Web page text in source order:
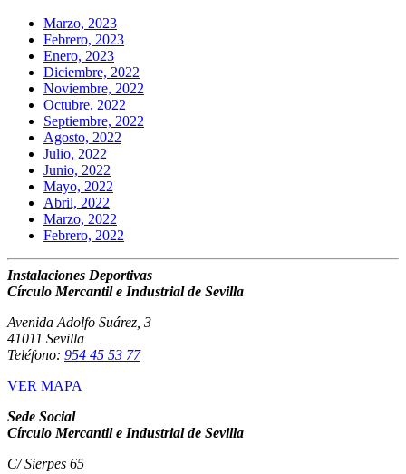
Marzo, 2023
Febrero, 2023
Enero, 2023
Diciembre, 2022
Noviembre, 2022
Octubre, 2022
Septiembre, 2022
Agosto, 2022
Julio, 2022
Junio, 2022
Mayo, 2022
Abril, 2022
Marzo, 2022
Febrero, 2022
Instalaciones Deportivas
Círculo Mercantil e Industrial de Sevilla
Avenida Adolfo Suárez, 3
41011 Sevilla
Teléfono: 954 45 53 77
VER MAPA
Sede Social
Círculo Mercantil e Industrial de Sevilla
C/ Sierpes 65